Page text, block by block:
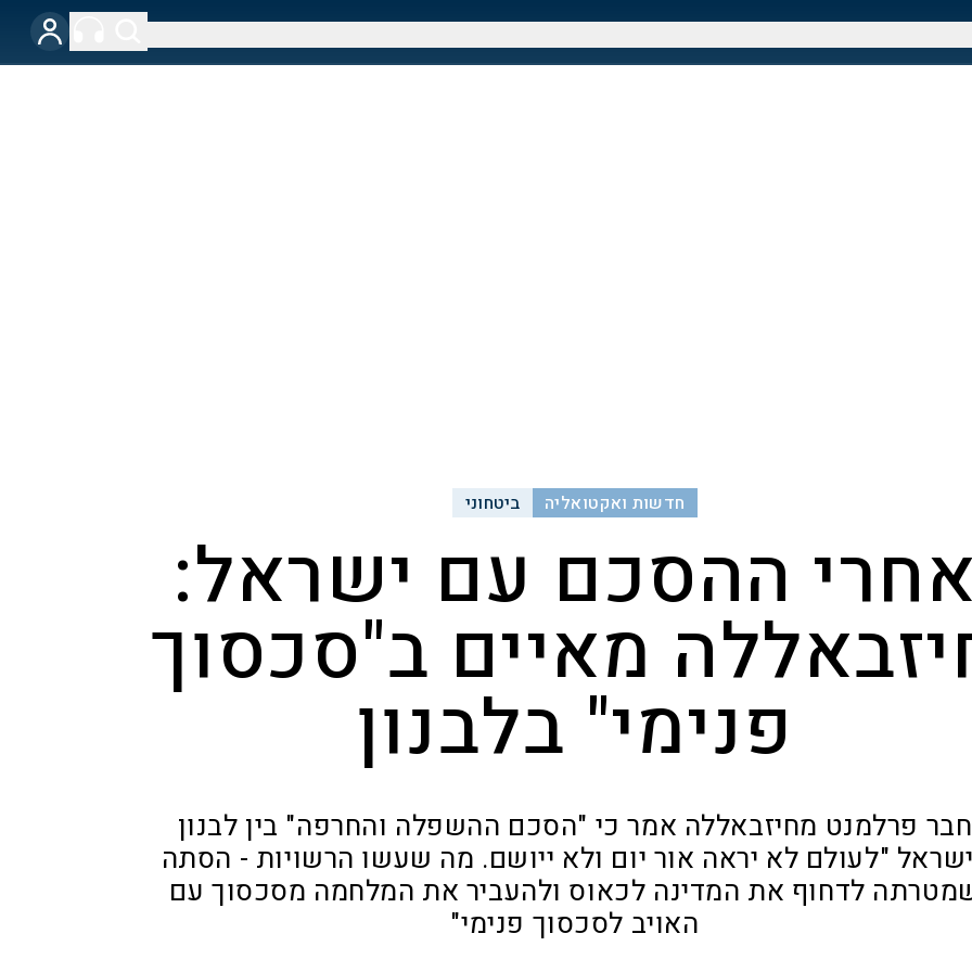
חדשות ואקטואליה ביטחוני
אחרי ההסכם עם ישראל:
מאיים ב"סכסוך
פנימי" בלבנון
חבר פרלמנט מחיזבאללה אמר כי "הסכם ההשפלה והחרפה" בין לבנון
"לעולם לא יראה אור יום ולא ייושם. מה שעשו הרשויות - הסתה
לדחוף את המדינה לכאוס ולהעביר את המלחמה מסכסוך עם
האויב לסכסוך פנימי"